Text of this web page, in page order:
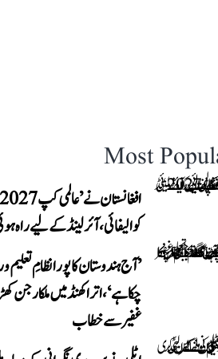
Most
کوالیفائی، آئرلینڈ کے لیے راہ
’آج ہندوستان کا پورا نظامِ تعلیم و
چکا ہے‘، اتراکھنڈ میں ملکارجن
غفیر سے خطاب